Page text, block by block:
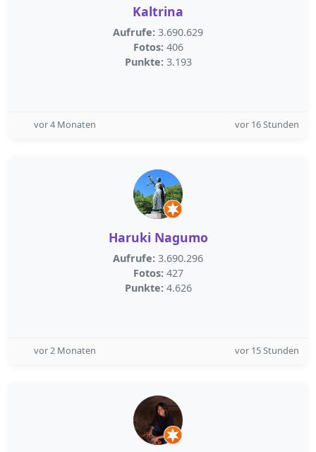
Kaltrina
Aufrufe: 3.690.629
Fotos: 406
Punkte: 3.193
vor 4 Monaten vor 16 Stunden
Haruki Nagumo
Aufrufe: 3.690.296
Fotos: 427
Punkte: 4.626
vor 2 Monaten vor 15 Stunden